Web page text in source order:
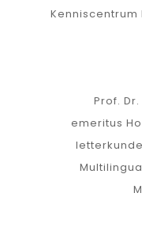
Kenniscentrum
Prof.
emeritus